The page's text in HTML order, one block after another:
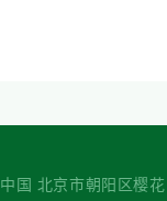
中国 北京市朝阳区